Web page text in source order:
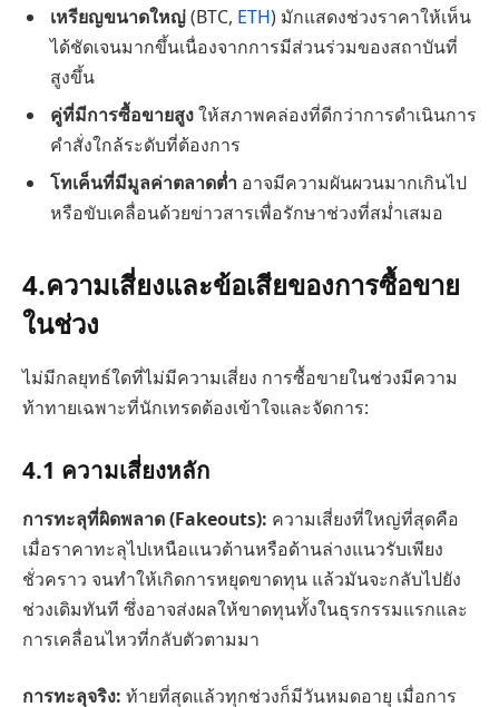
เหรียญขนาดใหญ่(BTC, ETH) มักแสดงช่วงราคาให้เห็น
ได้ชัดเจนมากขึ้นเนื่องจากการมีส่วนร่วมของสถาบันที่
สูงขึ้น
คู่ที่มีการซื้อขายสูงให้สภาพคล่องที่ดีกว่าการดำเนินการ
คำสั่งใกล้ระดับที่ต้องการ
โทเค็นที่มีมูลค่าตลาดต่ำ อาจมีความผันผวนมากเกินไป
หรือขับเคลื่อนด้วยข่าวสารเพื่อรักษาช่วงที่สม่ำเสมอ
4.ความเสี่ยงและข้อเสียของการซื้อขาย
ในช่วง
ไม่มีกลยุทธ์ใดที่ไม่มีความเสี่ยง การซื้อขายในช่วงมีความ
ท้าทายเฉพาะที่นักเทรดต้องเข้าใจและจัดการ:
4.1 ความเสี่ยงหลัก
การทะลุที่ผิดพลาด (Fakeouts): ความเสี่ยงที่ใหญ่ที่สุดคือ
เมื่อราคาทะลุไปเหนือแนวต้านหรือด้านล่างแนวรับเพียง
ชั่วคราว จนทำให้เกิดการหยุดขาดทุน แล้วมันจะกลับไปยัง
ช่วงเดิมทันที ซึ่งอาจส่งผลให้ขาดทุนทั้งในธุรกรรมแรกและ
การเคลื่อนไหวที่กลับตัวตามมา
การทะลุจริง: ท้ายที่สุดแล้วทุกช่วงก็มีวันหมดอายุ เมื่อการ